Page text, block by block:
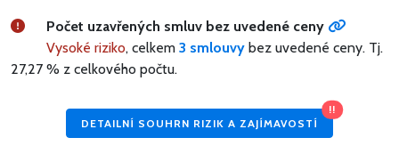
Počet uzavřených smluv bez uvedené ceny
Vysoké riziko, celkem 3 smlouvy bez uvedené ceny. Tj.
27,27 % z celkového počtu.
DETAILNÍ SOUHRN RIZIK A ZAJÍMAVOSTÍ
!!